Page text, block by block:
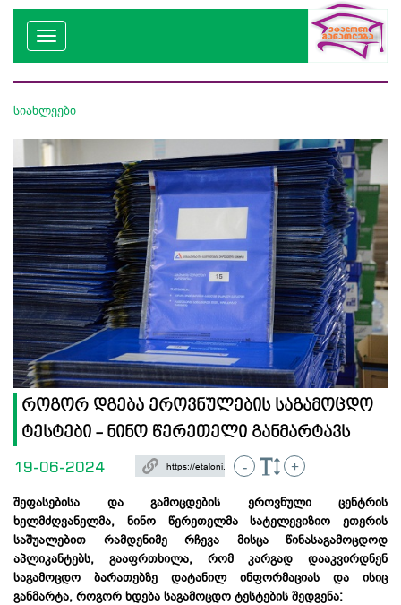
სიახლეები
როგორ დგება ეროვნულების საგამოცდო
ტესტები - ნინო წერეთელი განმარტავს
19-06-2024 - +
შეფასებისა და გამოცდების ეროვნულიცენტრის
ხელმძღვანელმა, ნინო წერეთელმასატელევიზიო ეთერის
საშუალებით რამდენიმე რჩევა მისცა წინასაგამოცდოდ
აპლიკანტებს, გააფრთხილა, რომ კარგად დააკვირდნენ
საგამოცდო ბარათებზე დატანილ ინფორმაციას და ისიც
განმარტა, როგორ ხდება საგამოცდო ტესტების შედგენა: